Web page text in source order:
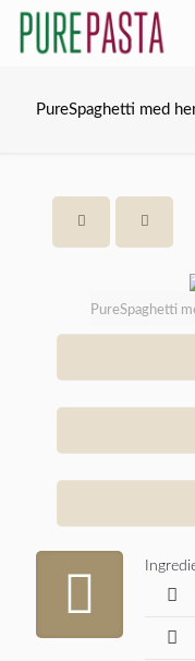
PureSpaghetti med
PureSpaghetti